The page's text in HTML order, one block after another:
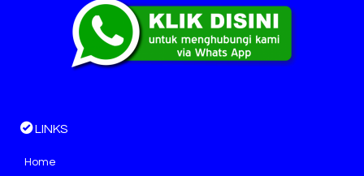
LINKS
Home